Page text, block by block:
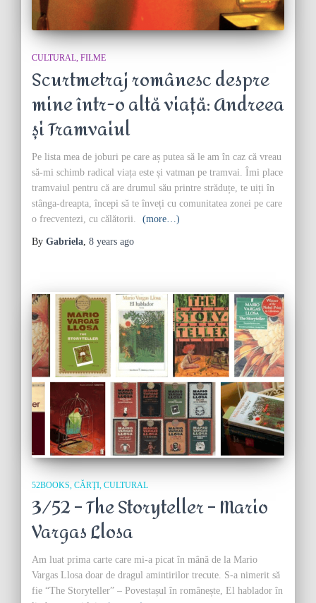
CULTURAL FILME
Scurtmetraj românesc despre
mine într-o altă viață: Andreea
și Tramvaiul
Pe lista mea de joburi pe care aș putea să le am în caz că vreau
să-mi schimb radical viața este și vatman pe tramvai. Îmi place
tramvaiul pentru că are drumul său printre străduțe, te uiți în
stânga-dreapta, începi să te înveți cu comunitatea zonei pe care
o frecventezi, cu călătorii.
(more…)
By Gabriela, 8 years ago
52BOOKS CĂRŢI CULTURAL
3/52 – The Storyteller – Mario
Vargas Llosa
Am luat prima carte care mi-a picat în mână de la Mario
Vargas Llosa doar de dragul amintirilor trecute. S-a nimerit să
fie “The Storyteller” – Povestașul în românește, El hablador în